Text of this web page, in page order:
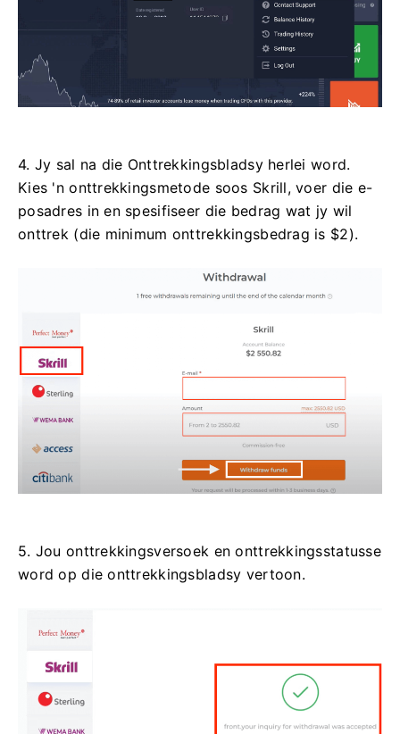
4. Jy sal na die Onttrekkingsbladsy herlei word.
Kies 'n onttrekkingsmetode soos Skrill, voer die e-
posadres in en spesifiseer die bedrag wat jy wil
onttrek (die minimum onttrekkingsbedrag is $2).
5. Jou onttrekkingsversoek en onttrekkingsstatusse
word op die onttrekkingsbladsy vertoon.